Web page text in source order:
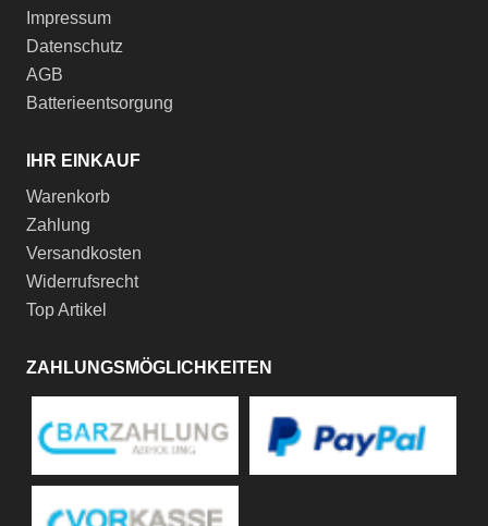
Impressum
Datenschutz
AGB
Batterieentsorgung
IHR EINKAUF
Warenkorb
Zahlung
Versandkosten
Widerrufsrecht
Top Artikel
ZAHLUNGSMÖGLICHKEITEN